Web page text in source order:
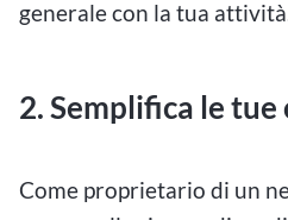
generale con la tua
2. Semplifica le
Come proprietario di un